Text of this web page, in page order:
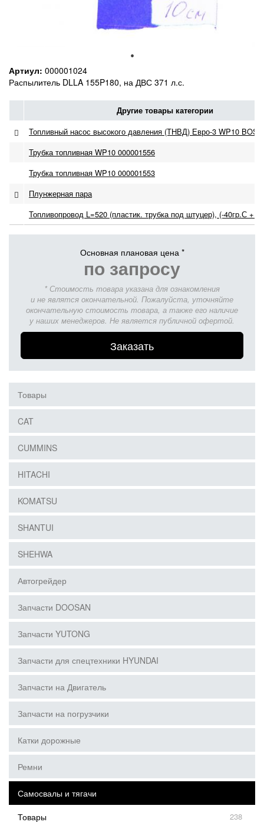
Артиул: 000001024
Распылитель DLLA 155P180, на ДВС 371 л.с.
Другие товары категории
Топливный насос высокого давления (ТНВД) Евро-3 WP10 BOSH
Трубка топливная WP10 000001556
Трубка топливная WP10 000001553
Плунжерная пара
Топливопровод L=520 (пластик. трубка под штуцер), (-40гр.С
Основная плановая цена *
по запросу
* Стоимость товара указана для ознакомления
и не являтся окончательной. Пожалуйста, уточняйте
окончательную стоимость товара, а также его наличие
у наших менеджеров. Не является публичной офертой.
Заказать
Товары
CAT
CUMMINS
HITACHI
KOMATSU
SHANTUI
SHEHWA
Автогрейдер
Запчасти DOOSAN
Запчасти YUTONG
Запчасти для спецтехники HYUNDAI
Запчасти на Двигатель
Запчасти на погрузчики
Катки дорожные
Ремни
Самосвалы и тягачи
Товары
238